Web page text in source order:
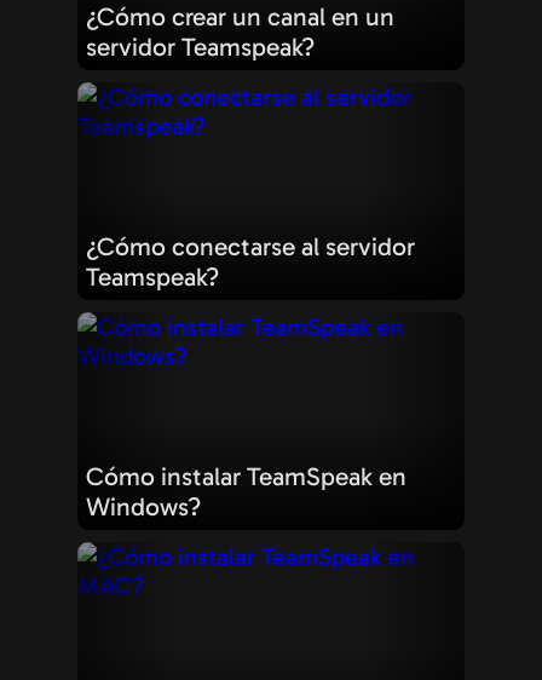
¿Cómo crear un canal en un
servidor Teamspeak?
¿Cómo conectarse al servidor
Teamspeak?
Cómo instalar TeamSpeak en
Windows?